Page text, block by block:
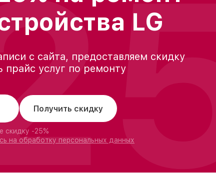
LG
с сайта, предоставляем скидку
прайс услуг по ремонту
Получить скидку
скидку -25%
на обработку персональных данных